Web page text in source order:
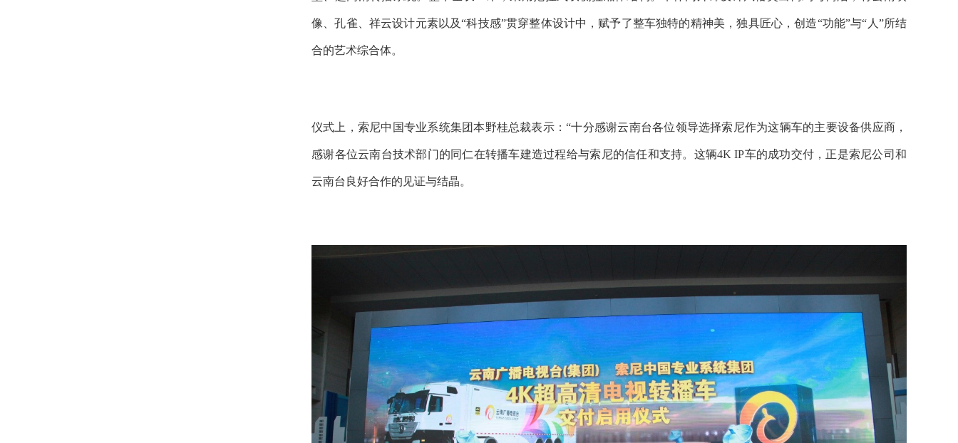
像、孔雀、祥云设计元素以及“科技感”贯穿整体设计中，赋予了整车独特的精神美，独具匠心，创造“功能”与“人”所结
合的艺术综合体。
仪式上，索尼中国专业系统集团本野桂总裁表示：“十分感谢云南台各位领导选择索尼作为这辆车的主要设备供应商，
感谢各位云南台技术部门的同仁在转播车建造过程给与索尼的信任和支持。这辆4K IP车的成功交付，正是索尼公司和
云南台良好合作的见证与结晶。